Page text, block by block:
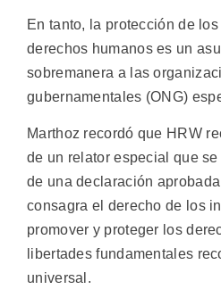
En tanto, la protección de
derechos humanos es un
sobremanera a las
gubernamentales (ONG)
Marthoz recordó que HRW
de un relator especial que
de una declaración
consagra el derecho de los
promover y proteger los
libertades fundamentales
universal.